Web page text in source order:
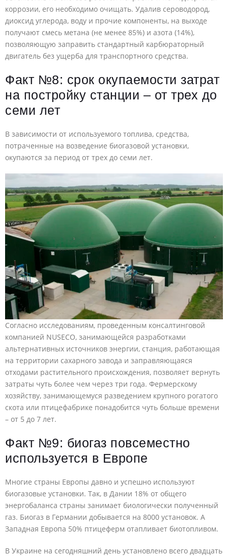
коррозии, его необходимо очищать. Удалив сероводород,
диоксид углерода, воду и прочие компоненты, на выходе
получают смесь метана (не менее 85%) и азота (14%),
позволяющую заправить стандартный карбюраторный
двигатель без ущерба для транспортного средства.
Факт №8: срок окупаемости затрат
на постройку станции – от трех до
семи лет
В зависимости от используемого топлива, средства,
потраченные на возведение биогазовой установки,
окупаются за период от трех до семи лет.
Согласно исследованиям, проведенным консалтинговой
компанией NUSECO, занимающейся разработками
альтернативных источников энергии, станция, работающая
на территории сахарного завода и заправляющаяся
отходами растительного происхождения, позволяет вернуть
затраты чуть более чем через три года. Фермерскому
хозяйству, занимающемуся разведением крупного рогатого
скота или птицефабрике понадобится чуть больше времени
– от 5 до 7 лет.
Факт №9: биогаз повсеместно
используется в Европе
Многие страны Европы давно и успешно используют
биогазовые установки. Так, в Дании 18% от общего
энергобаланса страны занимает биологически полученный
газ. Биогаз в Германии добывается на 8000 установок. А
Западная Европа 50% птицеферм отапливает биотопливом.
В Украине на сегодняшний день установлено всего двадцать